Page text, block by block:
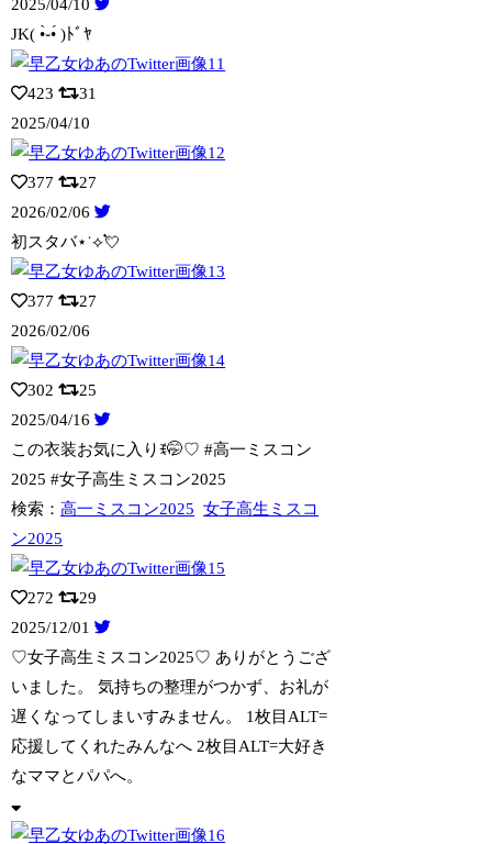
2025/04/10
JK( •̀֊•́ )ﾄﾞﾔ
423
31
2025/04/10
377
27
2026/02/06
初スタバ⋆˙⟡💘
377
27
2026/02/06
302
25
2025/04/16
この衣装お気に入りꉂ🤭♡ #高一ミスコン
2025 #女子高生ミスコン2025
検索：高一ミスコン2025 女子高生ミスコ
ン2025
272
29
2025/12/01
♡女子高生ミスコン2025♡ ありがとうござ
いま した。 気持ちの整理がつかず、お礼が
遅くなってしまいすみません。 1枚目ALT=
応援してくれたみんなへ 2枚目ALT=大好き
なママとパパへ。